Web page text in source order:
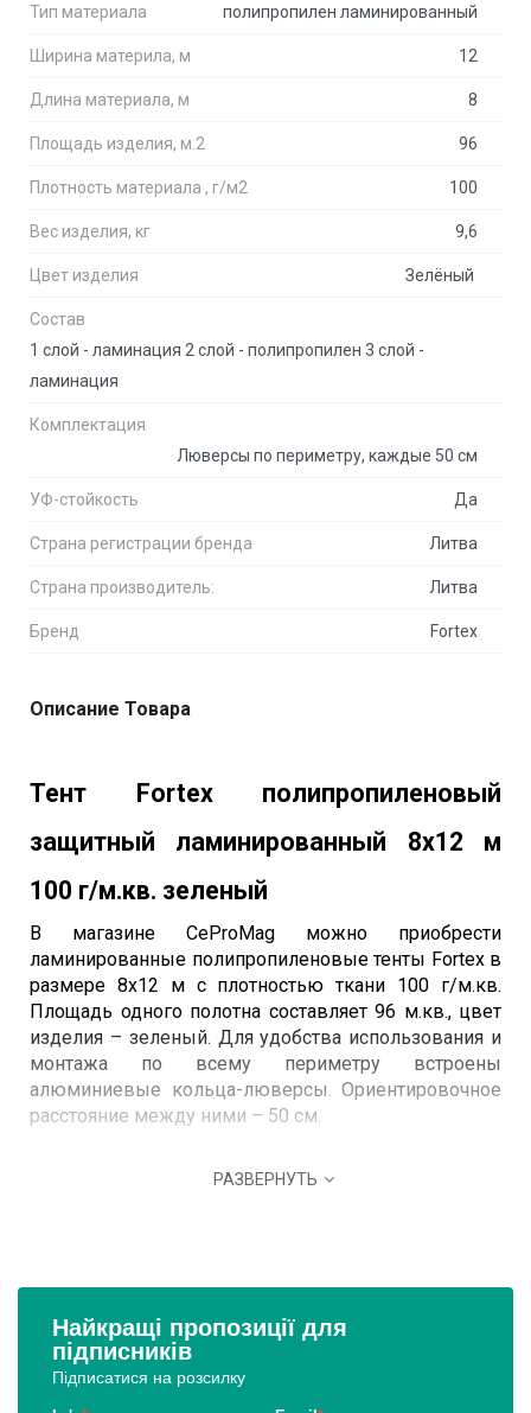
Тип материала полипропилен ламинированный
Ширина материла, м 12
Длина материала, м 8
Площадь изделия, м.2 96
Плотность материала , г/м2 100
Вес изделия, кг 9,6
Цвет изделия Зелёный
Состав
1 слой - ламинация 2 слой - полипропилен 3 слой -
ламинация
Комплектация
Люверсы по периметру, каждые 50 см
УФ-стойкость Да
Страна регистрации бренда Литва
Страна производитель: Литва
Бренд Fortex
Описание Товара
Тент Fortex полипропиленовый
защитный ламинированный 8х12 м
100 г/м.кв. зеленый
В магазине CeProMag можно приобрести
ламинированные полипропиленовые тенты Fortex в
размере 8х12 м с плотностью ткани 100 г/м.кв.
Площадь одного полотна составляет 96 м.кв., цвет
изделия – зеленый. Для удобства использования и
монтажа по всему периметру встроены
алюминиевые кольца-люверсы. Ориентировочное
расстояние между ними – 50 см.
Почему зеленые тенты Fortex 8х12 м
полипропиленовая ткань. Верхний и нижний слои –
дополнительное ламинирование. Секрет
долговечности материала состоит в использовании
пластиковой ленты для укрепления краев.
РАЗВЕРНУТЬ
Найкращі пропозиції для
підписників
Підписатися на розсилку